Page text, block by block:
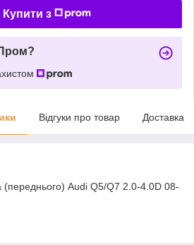
Купити з
Відгуки про товар Доставка
(переднього) Audi Q5/Q7 2.0-4.0D 08-